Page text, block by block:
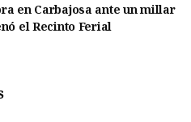
en Carbajosa ante un millar
el Recinto Ferial